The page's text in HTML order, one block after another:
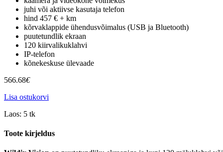
juhi või aktiivse kasutaja telefon
hind 457 € + km
kõrvaklappide ühendusvõimalus (USB ja Bluetooth)
puutetundlik ekraan
120 kiirvalikuklahvi
IP-telefon
kõnekeskuse ülevaade
566.68€
Lisa ostukorvi
Laos: 5 tk
Toote kirjeldus